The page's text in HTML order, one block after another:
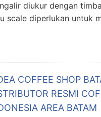
diukur dengan
scale diperlukan untuk
COFFEE SHOP
RESMI
AREA BATAM